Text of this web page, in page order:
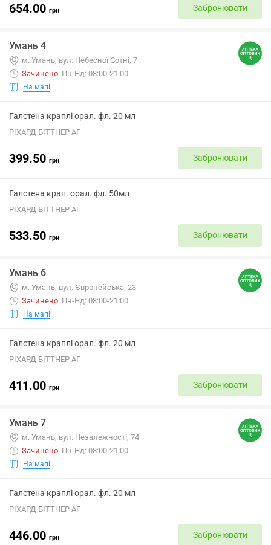
654.00 грн Забронювати
Умань 4
м. Умань, вул. Небесної Сотні, 7
Зачинено. Пн-Нд: 08:00-21:00
На мапі
Галстена краплі орал. фл. 20 мл
РІХАРД БІТТНЕР АГ
399.50 грн Забронювати
Галстена крап. орал. фл. 50мл
РІХАРД БІТТНЕР АГ
533.50 грн Забронювати
Умань 6
м. Умань, вул. Європейська, 23
Зачинено. Пн-Нд: 08:00-21:00
На мапі
Галстена краплі орал. фл. 20 мл
РІХАРД БІТТНЕР АГ
411.00 грн Забронювати
Умань 7
м. Умань, вул. Незалежності, 74
Зачинено. Пн-Нд: 08:00-21:00
На мапі
Галстена краплі орал. фл. 20 мл
РІХАРД БІТТНЕР АГ
446.00 грн Забронювати